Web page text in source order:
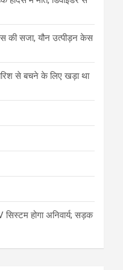
की सजा, यौन उत्पीड़न केस
से बचने के लिए खड़ा था
सिस्टम होगा अनिवार्य; सड़क